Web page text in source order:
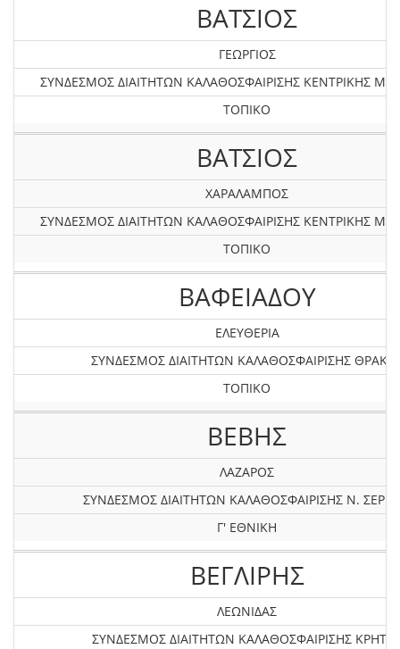
ΒΑΤΣΙΟΣ
ΓΕΩΡΓΙΟΣ
ΣΥΝΔΕΣΜΟΣ ΔΙΑΙΤΗΤΩΝ ΚΑΛΑΘΟΣΦΑΙΡΙΣΗΣ KEΝΤΡΙΚΗΣ
ΤΟΠΙΚΟ
ΒΑΤΣΙΟΣ
ΧΑΡΑΛΑΜΠΟΣ
ΣΥΝΔΕΣΜΟΣ ΔΙΑΙΤΗΤΩΝ ΚΑΛΑΘΟΣΦΑΙΡΙΣΗΣ KEΝΤΡΙΚΗΣ
ΤΟΠΙΚΟ
ΒΑΦΕΙΑΔΟΥ
ΕΛΕΥΘΕΡΙΑ
ΣΥΝΔΕΣΜΟΣ ΔΙΑΙΤΗΤΩΝ ΚΑΛΑΘΟΣΦΑΙΡΙΣΗΣ
ΤΟΠΙΚΟ
ΒΕΒΗΣ
ΛΑΖΑΡΟΣ
ΣΥΝΔΕΣΜΟΣ ΔΙΑΙΤΗΤΩΝ ΚΑΛΑΘΟΣΦΑΙΡΙΣΗΣ Ν.
Γ' ΕΘΝΙΚΗ
ΒΕΓΛΙΡΗΣ
ΛΕΩΝΙΔΑΣ
ΣΥΝΔΕΣΜΟΣ ΔΙΑΙΤΗΤΩΝ ΚΑΛΑΘΟΣΦΑΙΡΙΣΗΣ